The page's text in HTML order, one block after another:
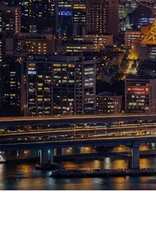
スポーツ
テニ
テニス四大大会・五輪